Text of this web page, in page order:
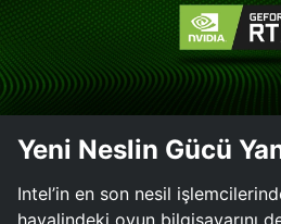
Yeni Neslin Gücü
Intel’in en son nesil